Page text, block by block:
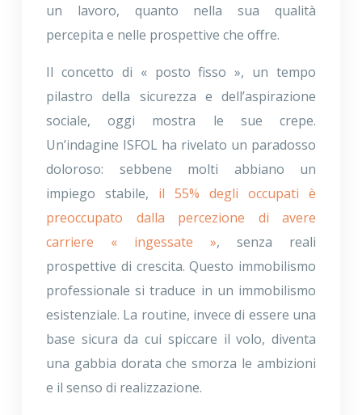
un lavoro, quanto nella sua qualità
percepita e nelle prospettive che offre.
Il concetto di « posto fisso », un tempo
pilastro della sicurezza e dell’aspirazione
sociale, oggi mostra le sue crepe.
Un’indagine ISFOL ha rivelato un paradosso
doloroso: sebbene molti abbiano un
impiego stabile, il 55% degli occupati è
preoccupato dalla percezione di avere
carriere « ingessate », senza reali
prospettive di crescita. Questo immobilismo
professionale si traduce in un immobilismo
esistenziale. La routine, invece di essere una
base sicura da cui spiccare il volo, diventa
una gabbia dorata che smorza le ambizioni
e il senso di realizzazione.